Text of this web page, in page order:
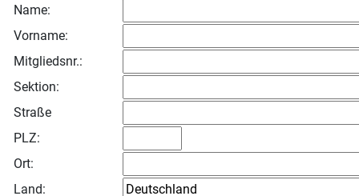
Name:
Vorname:
Mitgliedsnr.:
Sektion:
Straße
PLZ:
Ort:
Land: